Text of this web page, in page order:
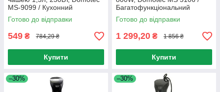
MS-9099 / Кухонний
подрібнювач з кавомолкою
Готово до відправки
549 ₴ 784,29 ₴
Купити
Багатофункціональний
подрібнювач / Міні комбайн
Готово до відправки
1 299,20 ₴ 1 856 ₴
Купити
–30% –30%